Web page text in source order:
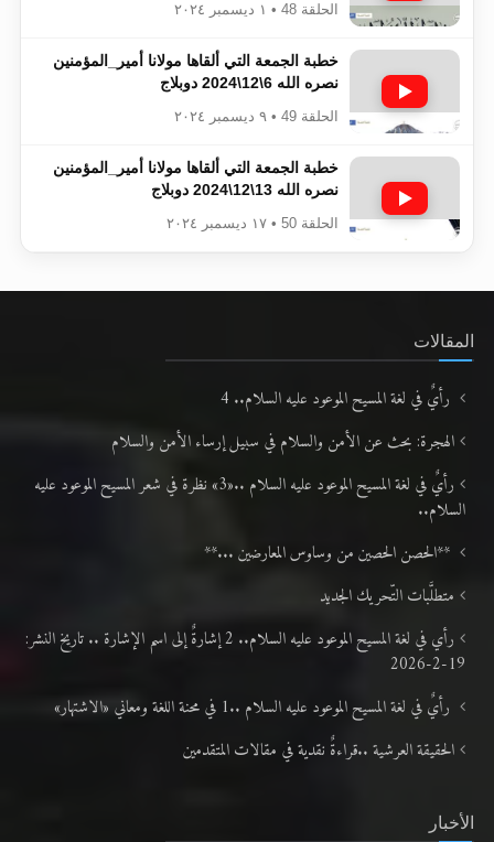
الحلقة 48 • ١ ديسمبر ٢٠٢٤
خطبة الجمعة التي ألقاها مولانا أمير_المؤمنين​​​​​​
نصره الله 6\12\2024 دوبلاج
الحلقة 49 • ٩ ديسمبر ٢٠٢٤
خطبة الجمعة التي ألقاها مولانا أمير_المؤمنين​​​​​​
نصره الله 13\12\2024 دوبلاج
الحلقة 50 • ١٧ ديسمبر ٢٠٢٤
المقالات
رأيٌ في لغة المسيح الموعود عليه السلام.. 4
الهجرة: بحث عن الأمن والسلام في سبيل إرساء الأمن والسلام
رأيٌ في لغة المسيح الموعود عليه السلام ..«3» نظرة في شعر المسيح الموعود عليه
السلام..
**الحصن الحصين من وساوس المعارضين ...**
متطلَّبات التّحريك الجديد
رأي في لغة المسيح الموعود عليه السلام.. 2 إشارةٌ إلى اسم الإشارة .. تاريخ النشر:
19-2-2026
رأيٌ في لغة المسيح الموعود عليه السلام ..1 في محنة اللغة ومعاني «الاشتهار»
الحقيقة العرشية ..قراءةٌ نقدية في مقالات المتقدمين
الأخبار